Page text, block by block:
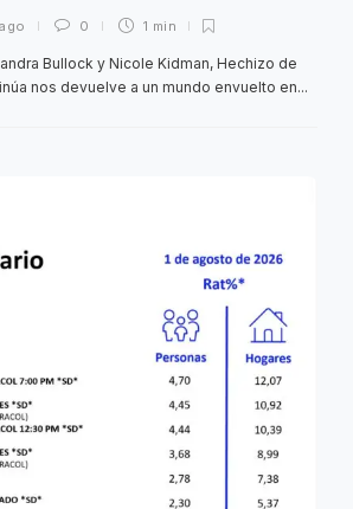
0 1 min
Bullock y Nicole Kidman, Hechizo de
nos devuelve a un mundo envuelto en...